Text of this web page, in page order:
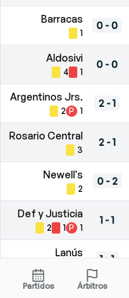
Barracas
1
0 -0
Aldosivi
4 1
0 -0
Argentinos Jrs.
2 P 1
2 -1
Rosario Central
3
2 -1
Newell's
2
0-2
Def y Justicia
2 1 P 1
1 -1
Lanús
1 -1
San Lorenzo
Partidos Árbitros